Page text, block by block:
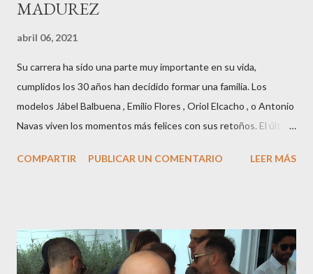
MADUREZ
abril 06, 2021
Su carrera ha sido una parte muy importante en su vida,
cumplidos los 30 años han decidido formar una familia. Los
modelos Jábel Balbuena , Emilio Flores , Oriol Elcacho , o Antonio
Navas viven los momentos más felices con sus retoños. El último
M ateo nació en Barcelona hace poco más de una semana. El top
haciéndole padre de un precioso niño. Marta ha sido toda una
campeona, durante los primeros 3 meses de embarazo tuvo que
COMPARTIR PUBLICAR UN COMENTARIO LEER MÁS